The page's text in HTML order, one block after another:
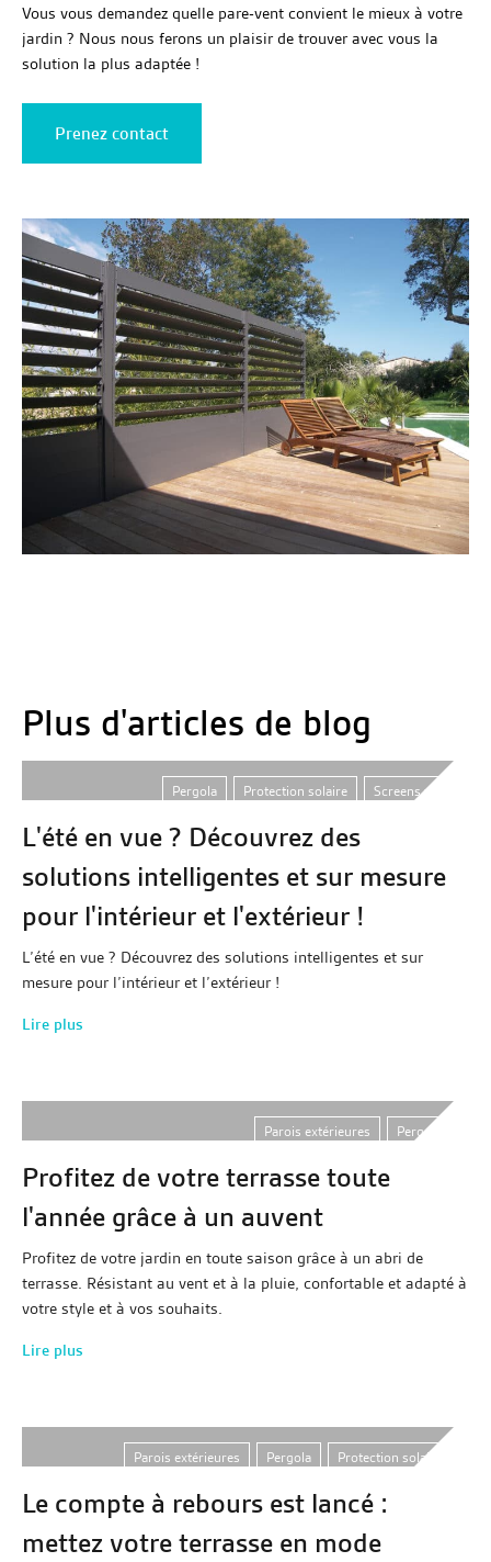
Vous vous demandez quelle pare-vent convient le mieux à votre
jardin ? Nous nous ferons un plaisir de trouver avec vous la
solution la plus adaptée !
Prenez contact
Plus d'articles de blog
Pergola Protection solaire Screens zip
L'été en vue ? Découvrez des
solutions intelligentes et sur mesure
pour l'intérieur et l'extérieur !
L’été en vue ? Découvrez des solutions intelligentes et sur
mesure pour l’intérieur et l’extérieur !
Lire plus
Parois extérieures Pergola
Profitez de votre terrasse toute
l'année grâce à un auvent
Profitez de votre jardin en toute saison grâce à un abri de
terrasse. Résistant au vent et à la pluie, confortable et adapté à
votre style et à vos souhaits.
Lire plus
Parois extérieures Pergola Protection solaire
Le compte à rebours est lancé :
mettez votre terrasse en mode